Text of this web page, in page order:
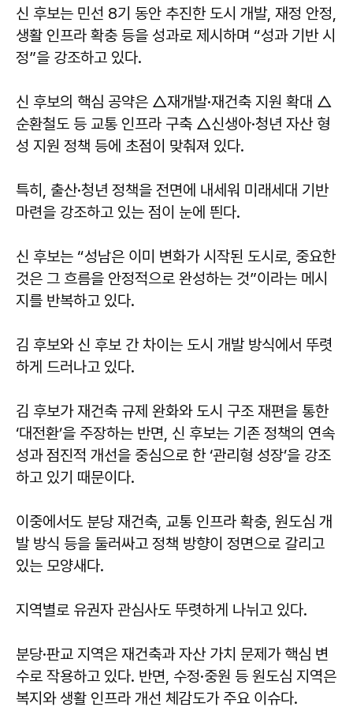
신 후보는 민선 8기 동안 추진한 도시 개발, 재정 안정,
생활 인프라 확충 등을 성과로 제시하며 “성과 기반 시
정”을 강조하고 있다.
신 후보의 핵심 공약은 △재개발·재건축 지원 확대 △
순환철도 등 교통 인프라 구축 △신생아·청년 자산 형
성 지원 정책 등에 초점이 맞춰져 있다.
특히, 출산·청년 정책을 전면에 내세워 미래세대 기반
마련을 강조하고 있는 점이 눈에 띈다.
신 후보는 “성남은 이미 변화가 시작된 도시로, 중요한
것은 그 흐름을 안정적으로 완성하는 것”이라는 메시
지를 반복하고 있다.
김 후보와 신 후보 간 차이는 도시 개발 방식에서 뚜렷
하게 드러나고 있다.
김 후보가 재건축 규제 완화와 도시 구조 재편을 통한
‘대전환’을 주장하는 반면, 신 후보는 기존 정책의 연속
성과 점진적 개선을 중심으로 한 ‘관리형 성장’을 강조
하고 있기 때문이다.
이중에서도 분당 재건축, 교통 인프라 확충, 원도심 개
발 방식 등을 둘러싸고 정책 방향이 정면으로 갈리고
있는 모양새다.
지역별로 유권자 관심사도 뚜렷하게 나뉘고 있다.
분당·판교 지역은 재건축과 자산 가치 문제가 핵심 변
수로 작용하고 있다. 반면, 수정·중원 등 원도심 지역은
복지와 생활 인프라 개선 체감도가 주요 이슈다.